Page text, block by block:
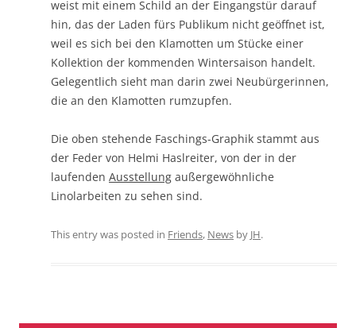
weist mit einem Schild an der Eingangstür darauf
hin, das der Laden fürs Publikum nicht geöffnet ist,
weil es sich bei den Klamotten um Stücke einer
Kollektion der kommenden Wintersaison handelt.
Gelegentlich sieht man darin zwei Neubürgerinnen,
die an den Klamotten rumzupfen.
Die oben stehende Faschings-Graphik stammt aus
der Feder von Helmi Haslreiter, von der in der
laufenden Ausstellung außergewöhnliche
Linolarbeiten zu sehen sind.
This entry was posted in Friends, News by JH.